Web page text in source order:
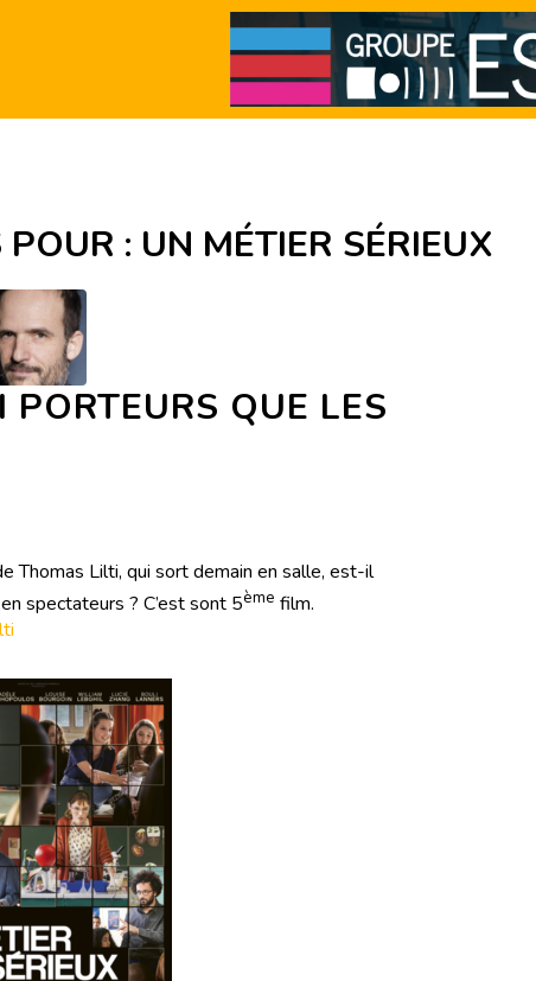
POUR : UN MÉTIER SÉRIEUX
PORTEURS QUE LES
Thomas Lilti, qui sort demain en salle, est-il
spectateurs ? C’est sont 5ème film.